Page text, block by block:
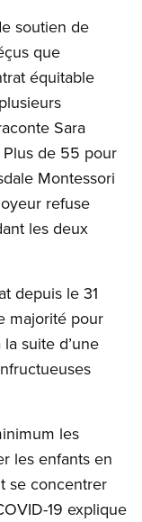
soutien de
que
équitable
Sara
Plus de 55 pour
Montessori
refuse
les deux
depuis le 31
majorité pour
suite d’une
les
les enfants en
se concentrer
19 explique